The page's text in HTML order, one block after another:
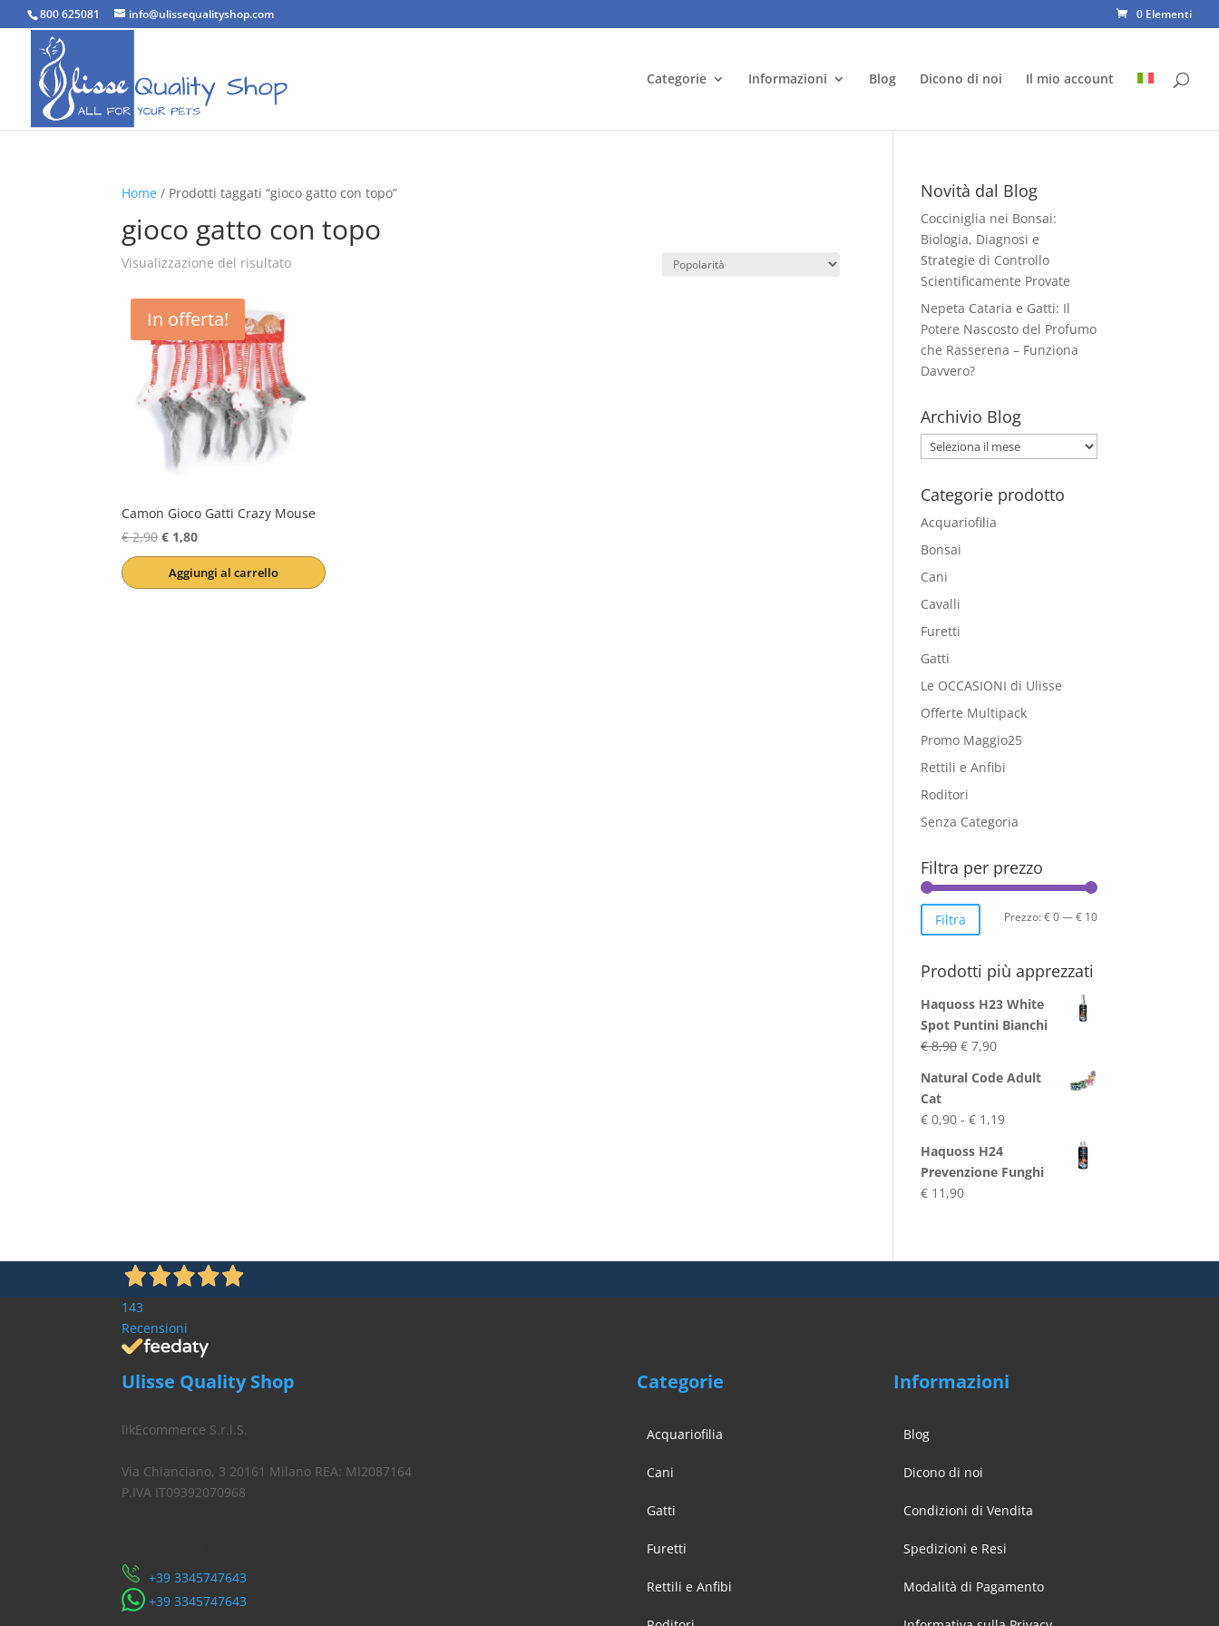
800 625081 info@ulissequalityshop.com 0 Elementi
Categorie Informazioni Blog Dicono di noi Il mio account
Home / Prodotti taggati “gioco gatto con topo”
gioco gatto con topo
Visualizzazione del risultato
In offerta!
Camon Gioco Gatti Crazy Mouse
€2,90Il
prezzo
originale
€ 1,80Il
prezzo
attuale
Aggiungi al carrello
Novità dal Blog
Cocciniglia nei Bonsai:
Biologia, Diagnosi e
Strategie di Controllo
Scientificamente Provate
Nepeta Cataria e Gatti: Il
Potere Nascosto del Profumo
che Rasserena – Funziona
Davvero?
Archivio Blog
Archivio
Blog
Categorie prodotto
Acquariofilia
Bonsai
Cani
Cavalli
Furetti
Gatti
Le OCCASIONI di Ulisse
Offerte Multipack
Promo Maggio25
Rettili e Anfibi
Roditori
Senza Categoria
Filtra per prezzo
Prezzo
Prezzo
Filtra Prezzo:€ 0—€ 10
Prodotti più apprezzati
Haquoss H23 White
Spot Puntini Bianchi
€8,90 Il
originale
€ 8,90.
€ 7,90Il
attuale
€ 7,90.
Natural Code Adult
Cat
€ 0,90 - € 1,19Fascia
da
Haquoss H24
Prevenzione Funghi
€ 11,90
143
Recensioni
Ulisse Quality Shop
likEcommerce S.r.l.S.
Via Chianciano, 3 20161 Milano REA: MI2087164
P.IVA IT09392070968
​+39 3345747643
​+39 3345747643
Categorie
Acquariofilia
Cani
Gatti
Furetti
Rettili e Anfibi
Informazioni
Blog
Dicono di noi
Condizioni di Vendita
Spedizioni e Resi
Modalità di Pagamento